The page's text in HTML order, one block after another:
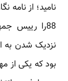
نامید؛ از نامه
88را رییس
نزدیک شدن به
بود که یکی از